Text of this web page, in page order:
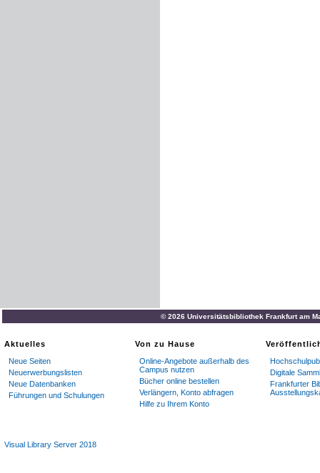
© 2026 Universitätsbibliothek Frankfurt am
Aktuelles
Neue Seiten
Neuerwerbungslisten
Neue Datenbanken
Führungen und Schulungen
Von zu Hause
Online-Angebote außerhalb des
Campus nutzen
Bücher online bestellen
Verlängern, Konto abfragen
Hilfe zu Ihrem Konto
Digitale
Frankfurter
Visual Library Server 2018